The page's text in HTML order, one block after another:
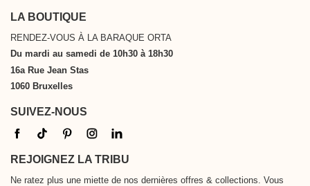
LA BOUTIQUE
RENDEZ-VOUS À LA BARAQUE ORTA
Du mardi au samedi de 10h30 à 18h30
16a Rue Jean Stas
1060 Bruxelles
SUIVEZ-NOUS
REJOIGNEZ LA TRIBU
Ne ratez plus une miette de nos dernières offres & collections. Vous